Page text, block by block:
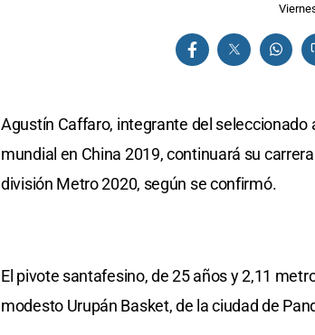
Agustín Caffaro, integrante del
mundial en China 2019, continuará su
división Metro 2020, según se confirmó.
El pivote santafesino, de 25 años y 2,11
modesto Urupán Basket, de la ciudad de